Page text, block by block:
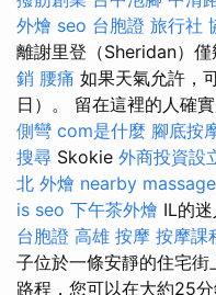
外燴 seo 台胞證 旅行社
離謝里登（Sheridan）僅
銷 腰痛 如果天氣允許，
日）。 留在這裡的人確
側彎 com是什麼 腳底按
搜尋 Skokie 外商投資設
北 外燴 nearby massage
is seo 下午茶外燴 IL的
台胞證 高雄 按摩 按摩課
子位於一條安靜的住宅
路程，您可以在大約25